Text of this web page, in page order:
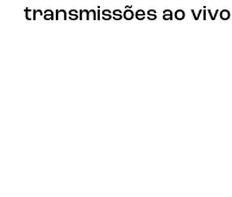
transmissões ao vivo